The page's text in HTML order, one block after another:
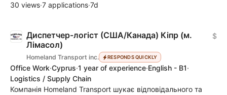
30 views·7 applications·7d
Диспетчер-логіст (США/Канада) Кіпр (м.
Лімасол)
Homeland Transport inc. RESPONDS QUICKLY
$
Office Work·Cyprus·1 year of experience·English - B1·
Logistics / Supply Chain
Компанія Homeland Transport шукає відповідального та